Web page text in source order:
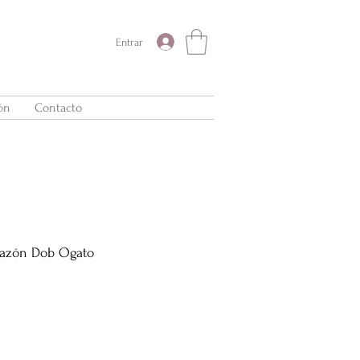
Entrar
Contacto
Dob Ogato